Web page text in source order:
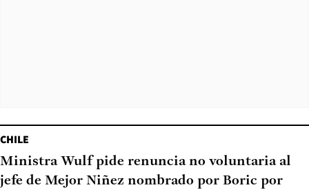
CHILE
Ministra Wulf pide renuncia no voluntaria al
jefe de Mejor Niñez nombrado por Boric por